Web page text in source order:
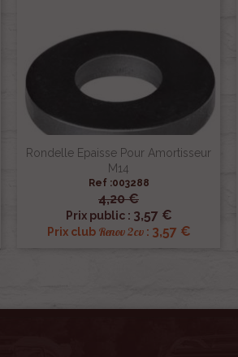
Rondelle Epaisse Pour Amortisseur
M14
Ref :003288
4,20 €
Prix public : 3,57 €
Prix club Renov 2cv: 3,57 €
 Aperçu rapide